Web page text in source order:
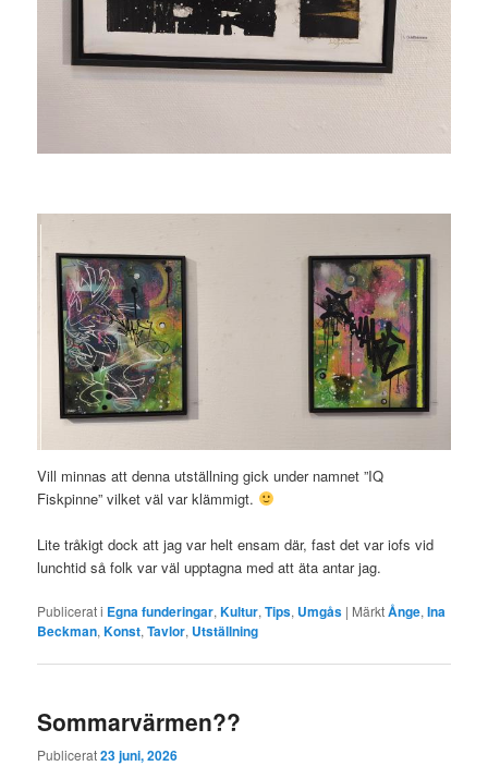
Vill minnas att denna utställning gick under namnet ”IQ
Fiskpinne” vilket väl var klämmigt.
Lite tråkigt dock att jag var helt ensam där, fast det var iofs vid
lunchtid så folk var väl upptagna med att äta antar jag.
Publicerat i Egna funderingar,Kultur,Tips, Umgås | MärktÅnge,Ina
Beckman,Konst,Tavlor, Utställning
Sommarvärmen??
Publicerat23 juni, 2026